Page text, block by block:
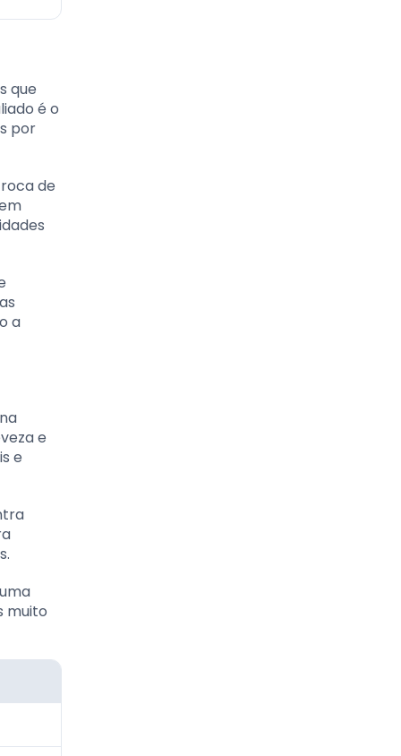
que
é o
por
de
a
e
e
muito